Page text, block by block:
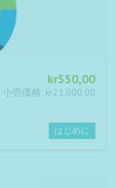
kr550,00
小売価格: kr21.000,00